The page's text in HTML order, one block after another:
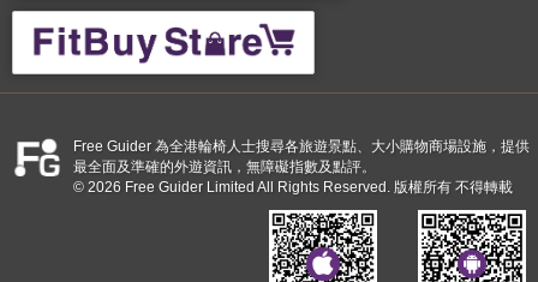
Free Guider 為全港輪椅人士搜尋各旅遊景點、大小購物商場設施，提供
最全面及準確的外遊資訊，無障礙指數及點評。
© 2026 Free Guider Limited All Rights Reserved. 版權所有 不得轉載